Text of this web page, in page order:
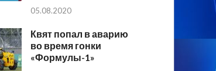
05.08.2020
Квят попал в аварию
во время гонки
«Формулы-1»